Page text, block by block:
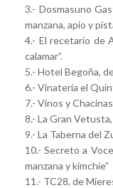
3.- Dosmasuno
manzana, apio y
4.- El recetario de
calamar”.
5.- Hotel Begoña,
6.- Vinatería el
7.- Vinos y
8.- La Gran
9.- La Taberna del
10.- Secreto a
manzana y kimchie”
11.- TC28, de